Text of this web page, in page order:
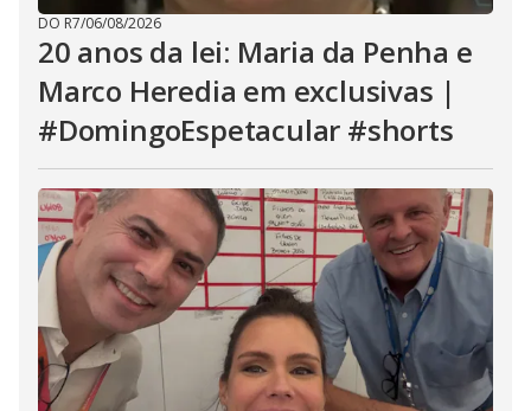
DO R7/06/08/2026
20 anos da lei: Maria da Penha e
Marco Heredia em exclusivas |
#DomingoEspetacular #shorts